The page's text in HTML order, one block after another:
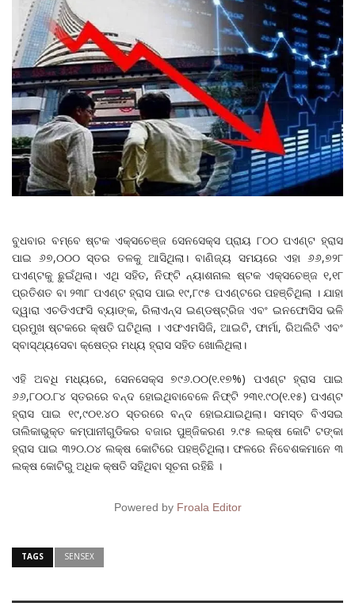
ବୁଧବାର ବମ୍ବେ ଷ୍ଟକ ଏକ୍ସଚେଞ୍ଜ ସେନସେକ୍ସ ପ୍ରାୟ ୮୦୦ ପଏଣ୍ଟ ହ୍ରାସ
ପାଇ ୬୭,୦୦୦ ସ୍ତର ତଳକୁ ଆସିଥିଲା। ବାଣିଜ୍ୟ ସମୟରେ ଏହା ୬୬,୭୨୮
ପଏଣ୍ଟକୁ ଛୁଇଁଥିଲା। ଏଥି ସହିତ, ନିଫ୍ଟି ନ୍ୟାଶନାଲ ଷ୍ଟକ ଏକ୍ସଚେଞ୍ଜ ୧,୧୮
ପ୍ରତିଶତ ବା ୨୩୮ ପଏଣ୍ଟ ହ୍ରାସ ପାଇ ୧୯,୮୯୫ ପଏଣ୍ଟରେ ପହଞ୍ଚିଥିଲା । ଯାହା
ଦ୍ୱାରା ଏଚଡିଏଫସି ବ୍ୟାଙ୍କ, ରିଲାଏନ୍ସ ଇଣ୍ଡଷ୍ଟ୍ରିଜ ଏବଂ ଇନଫୋସିସ ଭଳି
ପ୍ରମୁଖ ଷ୍ଟକରେ କ୍ଷତି ଘଟିଥିଲା । ଏଫଏମସିଜି, ଆଇଟି, ଫାର୍ମା, ରିଅଲିଟି ଏବଂ
ସ୍ବାସ୍ଥ୍ୟସେବା କ୍ଷେତ୍ର ମଧ୍ୟ ହ୍ରାସ ସହିତ ଖୋଲିଥିଲା।
ଏହି ଅବଧି ମଧ୍ୟରେ, ସେନସେକ୍ସ ୭୯୬.୦୦(୧.୧୭%) ପଏଣ୍ଟ ହ୍ରାସ ପାଇ
୬୬,୮୦୦.୮୪ ସ୍ତରରେ ବନ୍ଦ ହୋଇଥିବାବେଳେ ନିଫ୍ଟି ୨୩୧.୯୦(୧.୧୫) ପଏଣ୍ଟ
ହ୍ରାସ ପାଇ ୧୯,୯୦୧.୪୦ ସ୍ତରରେ ବନ୍ଦ ହୋଇଯାଇଥିଲା। ସମସ୍ତ ବିଏସଇ
ତାଲିକାଭୁକ୍ତ କମ୍ପାନୀଗୁଡିକର ବଜାର ପୁଞ୍ଜିକରଣ ୨.୯୫ ଲକ୍ଷ କୋଟି ଟଙ୍କା
ହ୍ରାସ ପାଇ ୩୨୦.୦୪ ଲକ୍ଷ କୋଟିରେ ପହଞ୍ଚିଥିଲା। ଫଳରେ ନିବେଶକମାନେ ୩
ଲକ୍ଷ କୋଟିରୁ ଅଧିକ କ୍ଷତି ସହିଥିବା ସୂଚନା ରହିଛି ।
Powered by Froala Editor
TAGS SENSEX